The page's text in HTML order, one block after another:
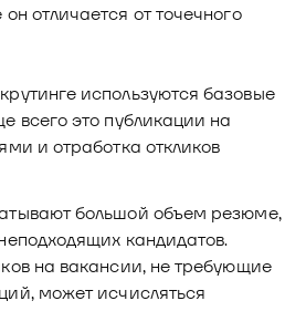
отличается от точечного
используются базовые
всего это публикации на
и отработка откликов
большой объем резюме,
кандидатов.
на вакансии, не требующие
может исчисляться